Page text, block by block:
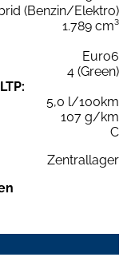
(Benzin/Elektro)
1.789 cm³
Euro6
4 (Green)
5,0 l/100km
107 g/km
C
Zentrallager